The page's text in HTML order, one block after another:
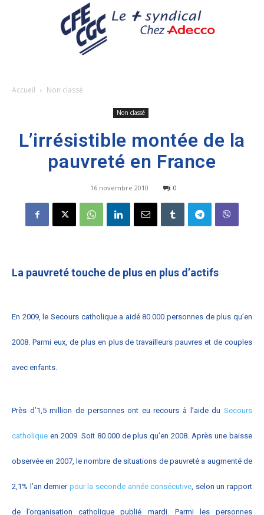
Accueil Non classé
Non classé
L’irrésistible montée de la
pauvreté en France
16 novembre 2010 0
La pauvreté touche de plus en plus d’actifs
En 2009, le Secours catholique a aidé 80.000 personnes de plus qu’en
2008. Parmi eux, de plus en plus de travailleurs pauvres et de couples
avec enfants.
Près d’1,5 million de personnes ont eu recours à l’aide du Secours
catholique en 2009. Soit 80.000 de plus qu’en 2008. Après une baisse
observée en 2007, le nombre de situations de pauvreté a augmenté de
2,1% l’an dernier pour la seconde année consécutive, selon un rapport
de l’organisation catholique publié mardi. Parmi les personnes